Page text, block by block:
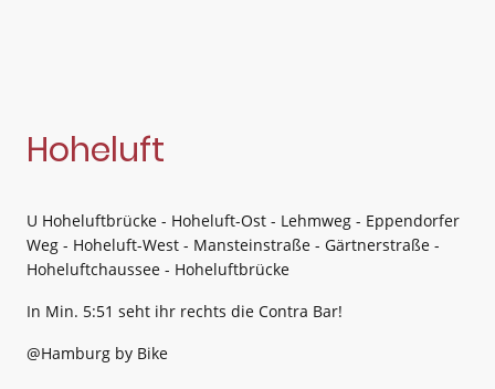
Hoheluft
U Hoheluftbrücke - Hoheluft-Ost - Lehmweg - Eppendorfer
Weg - Hoheluft-West - Mansteinstraße - Gärtnerstraße -
Hoheluftchaussee - Hoheluftbrücke
In Min. 5:51 seht ihr rechts die Contra Bar!
@Hamburg by Bike